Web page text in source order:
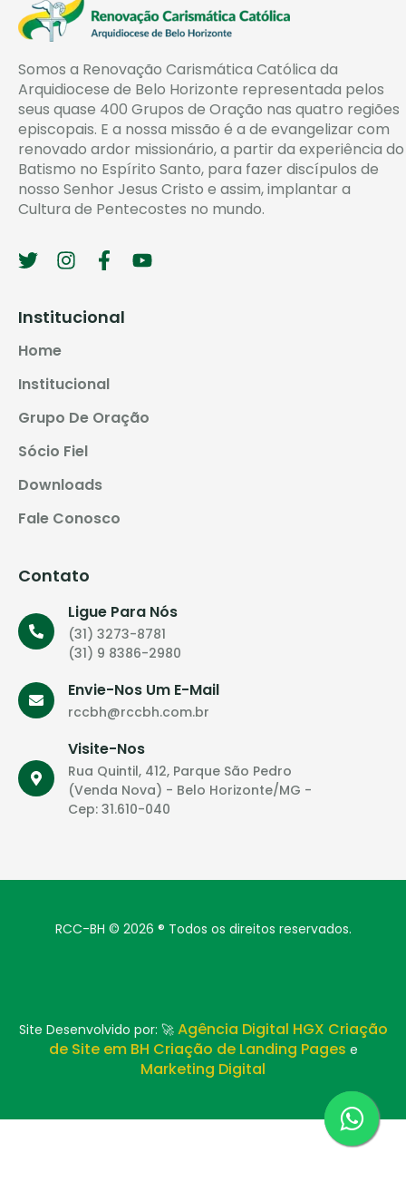
Somos a Renovação Carismática Católica da
Arquidiocese de Belo Horizonte representada pelos
seus quase 400 Grupos de Oração nas quatro regiões
episcopais. E a nossa missão é a de evangelizar com
renovado ardor missionário, a partir da experiência do
Batismo no Espírito Santo, para fazer discípulos de
nosso Senhor Jesus Cristo e assim, implantar a
Cultura de Pentecostes no mundo.
Institucional
Home
Institucional
Grupo De Oração
Sócio Fiel
Downloads
Fale Conosco
Contato
Ligue Para Nós
(31) 3273-8781
(31) 9 8386-2980
Envie-Nos Um E-Mail
rccbh@rccbh.com.br
Visite-Nos
Rua Quintil, 412, Parque São Pedro
(Venda Nova) - Belo Horizonte/MG -
Cep: 31.610-040
RCC-BH © 2026 ® Todos os direitos reservados.
Site Desenvolvido por: 🚀 Agência Digital HGX Criação
de Site em BH Criação de Landing Pages e
Marketing Digital